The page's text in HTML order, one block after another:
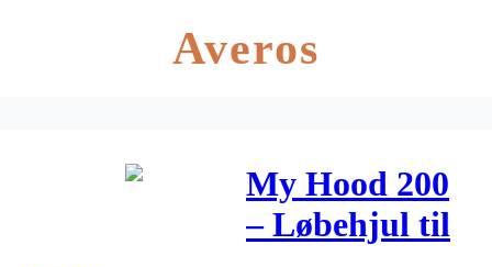
Averos
My Hood 200
– Løbehjul til